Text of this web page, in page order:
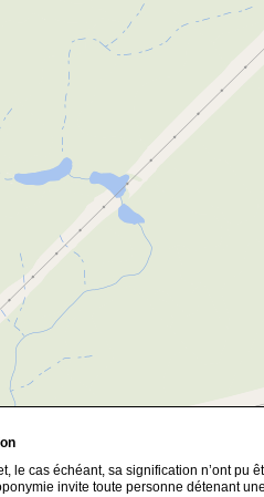
le cas échéant, sa signification n’ont pu
invite toute personne détenant